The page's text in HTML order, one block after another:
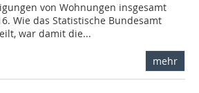
von Wohnungen insgesamt
Wie das Statistische Bundesamt
war damit die...
mehr